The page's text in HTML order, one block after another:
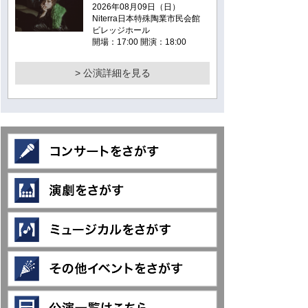
2026年08月09日（日）
Niterra日本特殊陶業市民会館
ビレッジホール
開場：17:00 開演：18:00
> 公演詳細を見る